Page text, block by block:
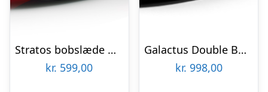
Stratos bobslæde med rat, Racer Rød
kr. 599,00
Galactus Double Bobslæde med Rat, Polar blue
kr. 998,00